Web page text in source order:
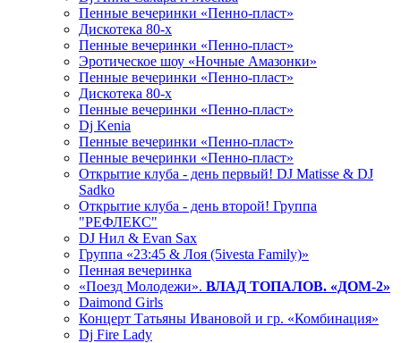
Пенные вечеринки «Пенно-пласт»
Дискотека 80-х
Пенные вечеринки «Пенно-пласт»
Эротическое шоу «Ночные Амазонки»
Пенные вечеринки «Пенно-пласт»
Дискотека 80-х
Пенные вечеринки «Пенно-пласт»
Dj Kenia
Пенные вечеринки «Пенно-пласт»
Пенные вечеринки «Пенно-пласт»
Открытие клуба - день первый! DJ Matisse & DJ
Sadko
Открытие клуба - день второй! Группа
"РЕФЛЕКС"
DJ Нил & Evan Sax
Группа «23:45 & Лоя (5ivesta Family)»
Пенная вечеринка
«Поезд Молодежи». ВЛАД ТОПАЛОВ. «ДОМ-2»
Daimond Girls
Концерт Татьяны Ивановой и гр. «Комбинация»
Dj Fire Lady